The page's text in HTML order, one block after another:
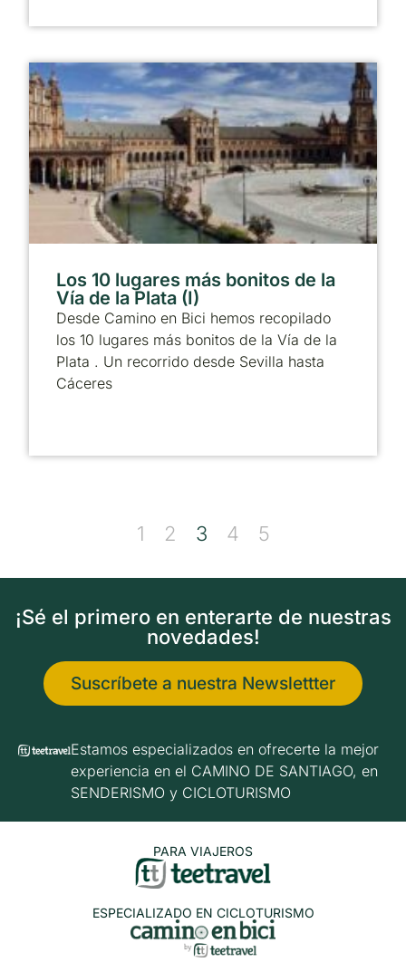
Los 10 lugares más bonitos de la
Vía de la Plata (I)
Desde Camino en Bici hemos recopilado
los 10 lugares más bonitos de la Vía de la
Plata . Un recorrido desde Sevilla hasta
Cáceres
1 2 3 4 5
¡Sé el primero en enterarte de nuestras
novedades!
Suscríbete a nuestra Newslettter
Estamos especializados en ofrecerte la mejor
experiencia en el CAMINO DE SANTIAGO, en
SENDERISMO y CICLOTURISMO
PARA VIAJEROS
ESPECIALIZADO EN CICLOTURISMO